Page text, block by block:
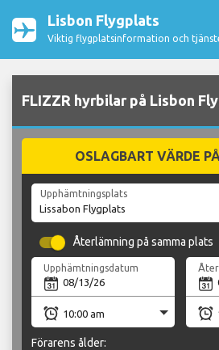
Lisbon Flygplats
Viktig flygplatsinformation och
FLIZZR hyrbilar på Lisbon
OSLAGBART VÄRDE
Upphämtningsplats
Återlämning på samma plats
Upphämtningsdatum
Förarens ålder: